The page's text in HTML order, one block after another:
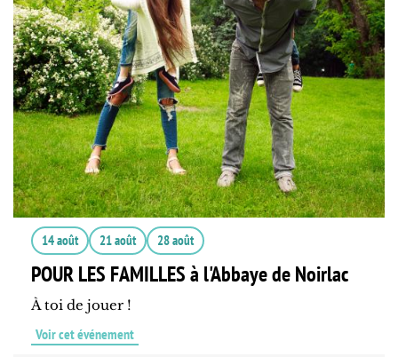
14 août 21 août 28 août
POUR LES FAMILLES à l'Abbaye de Noirlac
À toi de jouer !
Voir cet événement